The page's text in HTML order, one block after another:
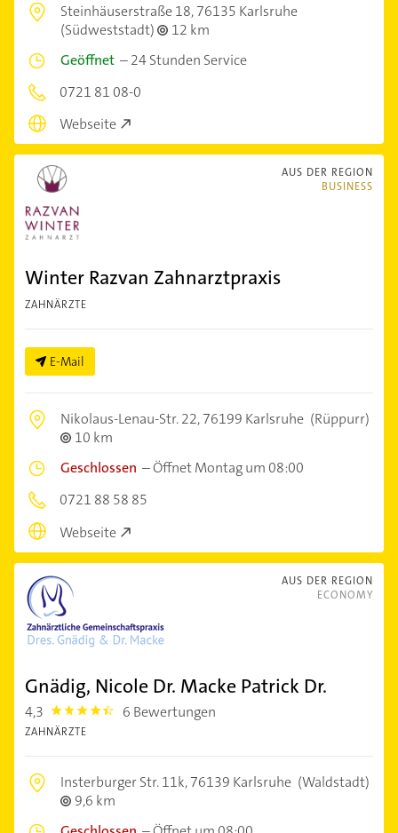
Steinhäuserstraße 18,76135 Karlsruhe
(Südweststadt)
12 km
Geöffnet –24 Stunden Service
0721 81 08-0
Webseite
AUS DER REGION
BUSINESS
Winter Razvan Zahnarztpraxis
ZAHNÄRZTE
E-Mail
Nikolaus-Lenau-Str. 22,76199 Karlsruhe (Rüppurr)
10 km
Geschlossen –Öffnet Montag um 08:00
0721 88 58 85
Webseite
AUS DER REGION
ECONOMY
Gnädig, Nicole Dr. Macke Patrick Dr.
4,3 4.3 6 Bewertungen
ZAHNÄRZTE
Insterburger Str. 11k,76139 Karlsruhe (Waldstadt)
9,6 km